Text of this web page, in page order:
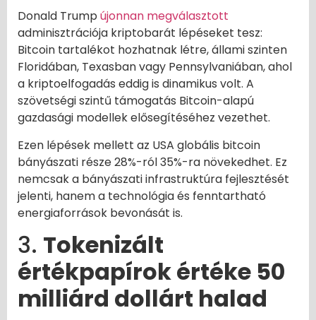
Donald Trump újonnan megválasztott
adminisztrációja kriptobarát lépéseket tesz:
Bitcoin tartalékot hozhatnak létre, állami szinten
Floridában, Texasban vagy Pennsylvaniában, ahol
a kriptoelfogadás eddig is dinamikus volt. A
szövetségi szintű támogatás Bitcoin-alapú
gazdasági modellek elősegítéséhez vezethet.
Ezen lépések mellett az USA globális bitcoin
bányászati része 28%-ról 35%-ra növekedhet. Ez
nemcsak a bányászati infrastruktúra fejlesztését
jelenti, hanem a technológia és fenntartható
energiaforrások bevonását is.
3. Tokenizált
értékpapírok értéke 50
milliárd dollárt halad